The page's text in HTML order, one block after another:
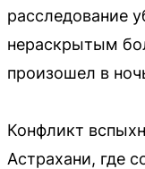
расследование
нераскрытым
произошел в
Конфликт
Астрахани, где